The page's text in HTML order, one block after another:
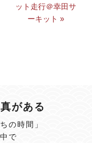
ット走行＠幸田サ
ーキット »
がある
の時間」
で